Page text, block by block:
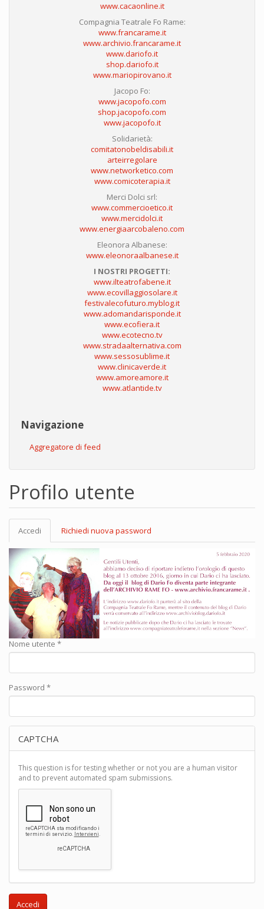
www.cacaonline.it
Compagnia Teatrale Fo Rame:
www.francarame.it
www.archivio.francarame.it
www.dariofo.it
shop.dariofo.it
www.mariopirovano.it
Jacopo Fo:
www.jacopofo.com
shop.jacopofo.com
www.jacopofo.it
Solidarietà:
comitatonobeldisabili.it
arteirregolare
www.networketico.com
www.comicoterapia.it
Merci Dolci srl:
www.commercioetico.it
www.mercidolci.it
www.energiaarcobaleno.com
Eleonora Albanese:
www.eleonoraalbanese.it
I NOSTRI PROGETTI:
www.ilteatrofabene.it
www.ecovillaggiosolare.it
festivalecofuturo.myblog.it
www.adomandarisponde.it
www.ecofiera.it
www.ecotecno.tv
www.stradaalternativa.com
www.sessosublime.it
www.clinicaverde.it
www.amoreamore.it
www.atlantide.tv
Navigazione
Aggregatore di feed
Profilo utente
Schede
primarie
Accedi (scheda
attiva)
Richiedi nuova password
Nome utente *
Password *
CAPTCHA
This question is for testing whether or not you are a human visitor
and to prevent automated spam submissions.
Accedi